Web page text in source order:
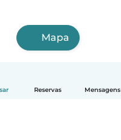
Reservas Mensagens
Mapa